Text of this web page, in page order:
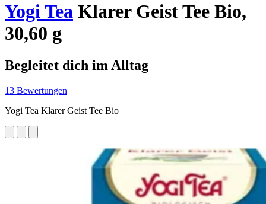
Yogi Tea Klarer Geist Tee Bio,
30,60 g
Begleitet dich im Alltag
13 Bewertungen
Yogi Tea Klarer Geist Tee Bio